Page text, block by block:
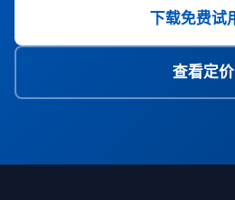
下载免费试
查看定价